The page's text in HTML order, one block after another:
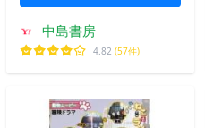
中島書房
4.82 (57件)